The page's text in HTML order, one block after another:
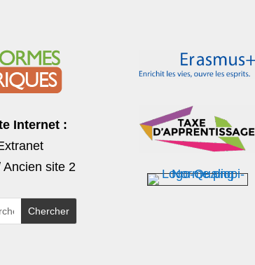
Internet :
Ancien site 2